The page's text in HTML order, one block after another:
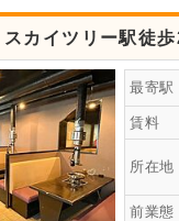
カイツリー駅徒
最寄駅
賃料
所在地
前業態